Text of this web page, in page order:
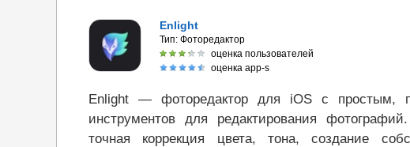
Enlight
Тип: Фоторедактор
оценка пользователей
оценка app-s
Enlight — фоторедактор для iOS с простым,
инструментов для редактирования
точная коррекция цвета, тона, создание